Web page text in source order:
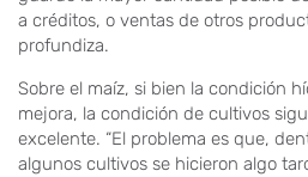
a créditos, o ventas de otros
profundiza.
Sobre el maíz, si bien la condición
mejora, la condición de cultivos
excelente. “El problema es que,
algunos cultivos se hicieron algo